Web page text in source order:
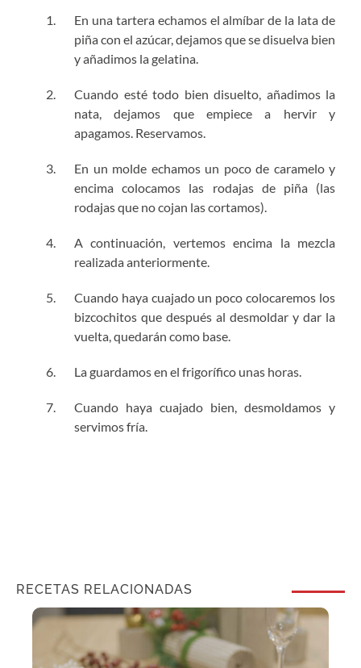
En una tartera echamos el almíbar de la lata de
piña con el azúcar, dejamos que se disuelva bien
y añadimos la gelatina.
Cuando esté todo bien disuelto, añadimos la
nata, dejamos que empiece a hervir y
apagamos. Reservamos.
En un molde echamos un poco de caramelo y
encima colocamos las rodajas de piña (las
rodajas que no cojan las cortamos).
A continuación, vertemos encima la mezcla
realizada anteriormente.
Cuando haya cuajado un poco colocaremos los
bizcochitos que después al desmoldar y dar la
vuelta, quedarán como base.
La guardamos en el frigorífico unas horas.
Cuando haya cuajado bien, desmoldamos y
servimos fría.
RECETAS RELACIONADAS